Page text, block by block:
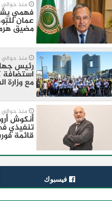
منذ حوالي 12 ساعة
فهمي
عمان
مضيق
منذ حوالي 6 ساعات
رئيس
استضافة
مع وزارة
منذ حوالي 7 ساعات
قائمة
فيسبوك